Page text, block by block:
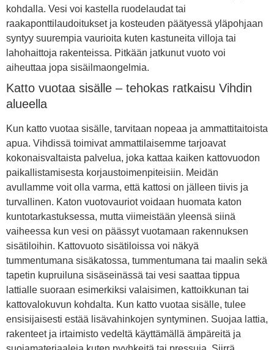
kohdalla. Vesi voi kastella ruodelaudat tai
raakaponttilaudoitukset ja kosteuden päätyessä yläpohjaan
syntyy suurempia vaurioita kuten kastuneita villoja tai
lahohaittoja rakenteissa. Pitkään jatkunut vuoto voi
aiheuttaa jopa sisäilmaongelmia.
Katto vuotaa sisälle – tehokas ratkaisu Vihdin
alueella
Kun katto vuotaa sisälle, tarvitaan nopeaa ja ammattitaitoista
apua. Vihdissä toimivat ammattilaisemme tarjoavat
kokonaisvaltaista palvelua, joka kattaa kaiken kattovuodon
paikallistamisesta korjaustoimenpiteisiin. Meidän
avullamme voit olla varma, että kattosi on jälleen tiivis ja
turvallinen. Katon vuotovauriot voidaan huomata katon
kuntotarkastuksessa, mutta viimeistään yleensä siinä
vaiheessa kun vesi on päässyt vuotamaan rakennuksen
sisätiloihin. Kattovuoto sisätiloissa voi näkyä
tummentumana sisäkatossa, tummentumana tai maalin sekä
tapetin kupruiluna sisäseinässä tai vesi saattaa tippua
lattialle suoraan esimerkiksi valaisimen, kattoikkunan tai
kattovalokuvun kohdalta. Kun katto vuotaa sisälle, tulee
ensisijaisesti estää lisävahinkojen syntyminen. Suojaa lattia,
rakenteet ja irtaimisto vedeltä käyttämällä ämpäreitä ja